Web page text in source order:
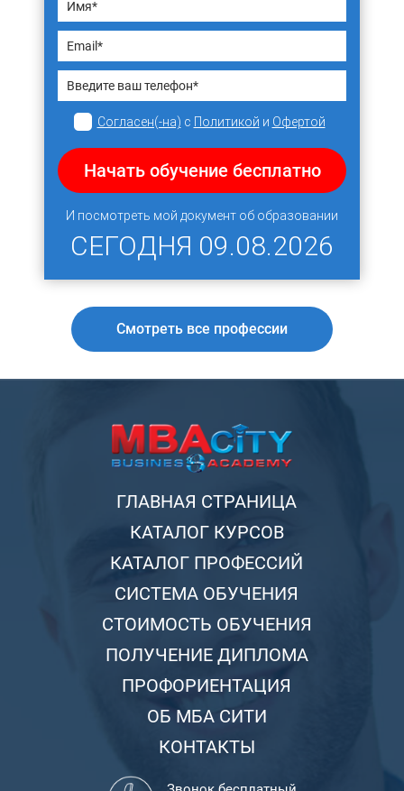
Согласен(-на) с Политикой и Офертой
Начать обучение бесплатно
И посмотреть мой документ об образовании
СЕГОДНЯ 09.08.2026
Смотреть все профессии
ГЛАВНАЯ СТРАНИЦА
КАТАЛОГ КУРСОВ
КАТАЛОГ ПРОФЕССИЙ
СИСТЕМА ОБУЧЕНИЯ
СТОИМОСТЬ ОБУЧЕНИЯ
ПОЛУЧЕНИЕ ДИПЛОМА
ПРОФОРИЕНТАЦИЯ
ОБ МБА СИТИ
КОНТАКТЫ